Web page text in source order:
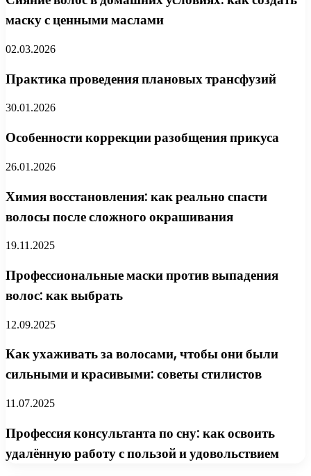
маску с ценными маслами
02.03.2026
Практика проведения плановых трансфузий
30.01.2026
Особенности коррекции разобщения прикуса
26.01.2026
Химия восстановления: как реально спасти
волосы после сложного окрашивания
19.11.2025
Профессиональные маски против выпадения
волос: как выбрать
12.09.2025
Как ухаживать за волосами, чтобы они были
сильными и красивыми: советы стилистов
11.07.2025
Профессия консультанта по сну: как освоить
удалённую работу с пользой и удовольствием